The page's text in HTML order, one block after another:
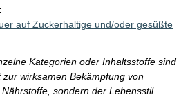
auf Zuckerhaltige und/oder gesüßte
Kategorien oder Inhaltsstoffe sind
wirksamen Bekämpfung von
sondern der Lebensstil